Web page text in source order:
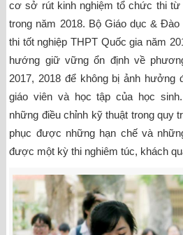
cơ sở rút kinh nghiệm tổ chức thi
trong năm 2018. Bộ Giáo dục &
thi tốt nghiệp THPT Quốc gia năm
hướng giữ vững ổn định về
2017, 2018 để không bị ảnh hưởng
giáo viên và học tập của học
những điều chỉnh kỹ thuật trong quy
phục được những hạn chế và
được một kỳ thi nghiêm túc, khách